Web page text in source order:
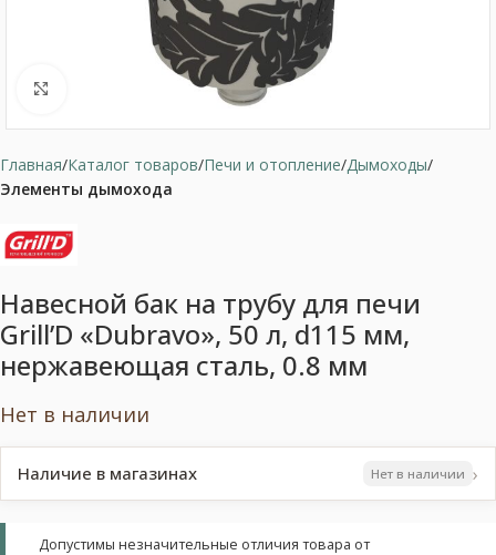
Нажмите, чтобы увеличить
Главная Каталог товаров Печи и отопление Дымоходы
Элементы дымохода
Навесной бак на трубу для печи
Grill’D «Dubravo», 50 л, d115 мм,
нержавеющая сталь, 0.8 мм
Нет в наличии
Наличие в магазинах Нет в наличии ›
Допустимы незначительные отличия товара от